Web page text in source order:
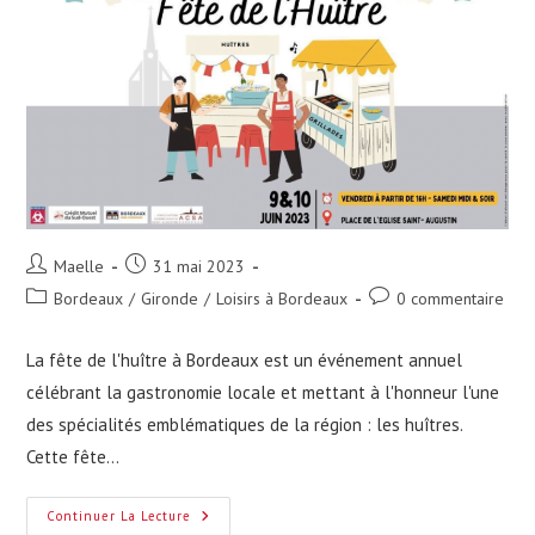
Auteur/autrice
de
Maelle
Publication
publiée :
31 mai 2023
PostBordeaux / Gironde / Loisirs à Bordeaux
Commentaires
publication :
0 commentaire
La fête de l'huître à Bordeaux est un événement annuel
célébrant la gastronomie locale et mettant à l'honneur l'une
des spécialités emblématiques de la région : les huîtres.
Cette fête…
Continuer La Lecture Tout